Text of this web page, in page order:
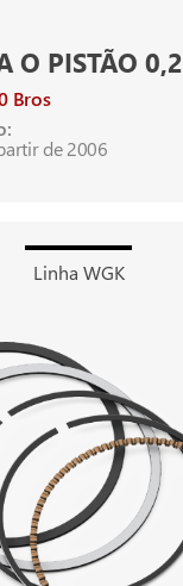
O PISTÃO
Bros
de 2006
Linha WGK